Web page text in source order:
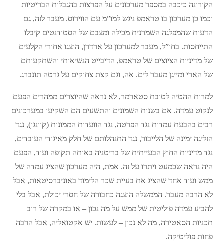
הקורונה כיכבה במספר מערכונים על הפרצות בהגבלות הבריטיות
וכמו כן מערכון בו טראמפ ניגש למו”מ עם הווירוס. מעבר לזה, גם
הדעות שהמפלגה השמרנית מכילה ומצבם של הסטודנטים קיבלו
התייחסות. בחו”ל, מעבר למערכון על ארדרן, הוצגו אחורי הקלעים
של מדיניות הציוצים של טראמפ, הדיבייט הנשיאותי והשתקעותם
של הארי ומייגן מעבר לים. אה, וגם קצת צחוקים על גרטה תונברג.
למרות ההטיה לטובת סטארמר, לא נראה שהיוצרים ממהרים הפעם
לנקוט עמדה. אם בשנות השמונים והתשעים הם השקיעו במערכונים
רבים בהבעת עמדות נגד הפרטה, נגד הוועדות הממונות (קוונגו), נגד
הזליגה ימינה של הלייבור, נגד התנהלותם של חלק מאיגודי העובדים,
נגד מדיניות החוץ הבעייתית של בריטניה באותה תקופה ועוד, הפעם
היה נראה שכמעט ויתרו על זה. אמת, היה מערכון שהציג עמדה של
ממש ועוד אחד שהציג את בעיית שכר הלימוד באוניברסיטאות, אבל
לא הרבה מעבר. הממשלה הוצגה כחבורה של חסרי יכולת, אבל בלי
להביע עמדה פוליטית של ממש על מה נכון – או במקרה של רוב
תכניות הסאטירה, מה לא נכון – לעשות. יש אקטואליה, אבל הרבה
פחות פוליטיקה.